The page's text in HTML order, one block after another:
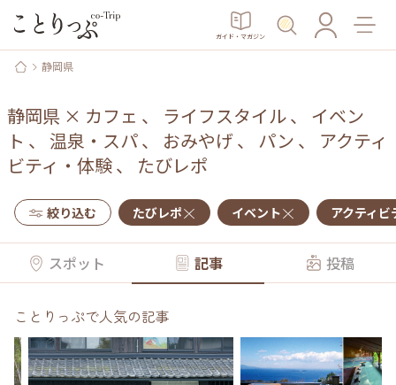
ガイド・マガジン
静岡県
静岡県 × カフェ 、 ライフスタイル、 イベン
ト 、 温泉・スパ、 おみやげ 、 パン 、 アクティ
ビティ・体験、 たびレポ
絞り込む たびレポ イベント アクティビ
スポット 記事 投稿
ことりっぷで人気の記事